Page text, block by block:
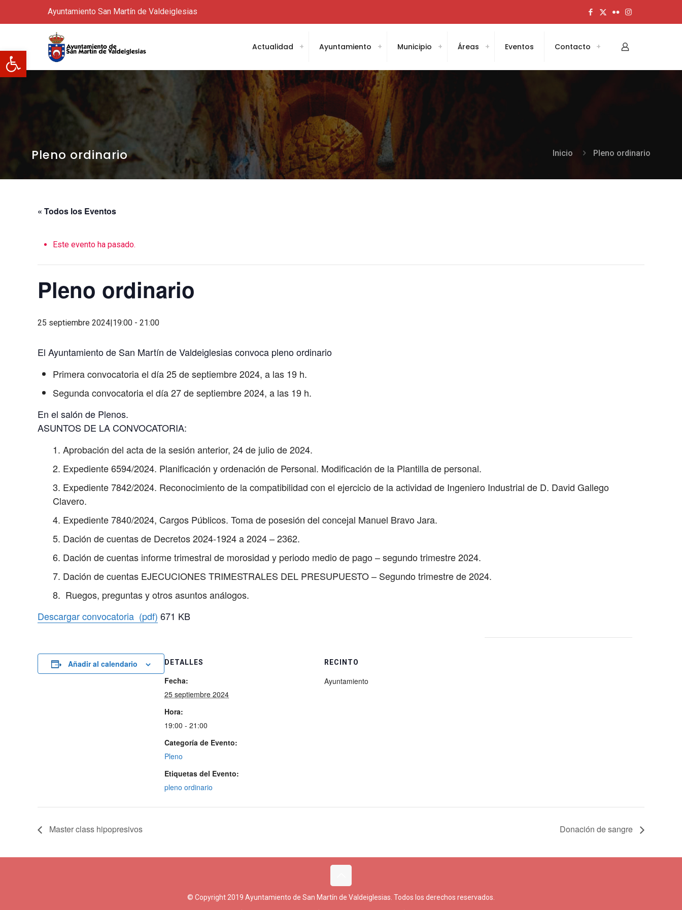
Abrir barra de herramientas
Ayuntamiento San Martín de Valdeiglesias
Actualidad Ayuntamiento Municipio Áreas Eventos Contacto
Pleno ordinario Inicio Pleno ordinario
« Todos los Eventos
Este evento ha pasado.
Pleno ordinario
25 septiembre 2024|19:00 -21:00
El Ayuntamiento de San Martín de Valdeiglesias convoca pleno ordinario
Primera convocatoria el día 25 de septiembre 2024, a las 19 h.
Segunda convocatoria el día 27 de septiembre 2024, a las 19 h.
En el salón de Plenos.
ASUNTOS DE LA CONVOCATORIA:
Aprobación del acta de la sesión anterior, 24 de julio de 2024.
Expediente 6594/2024. Planificación y ordenación de Personal. Modificación de la Plantilla de personal.
Expediente 7842/2024. Reconocimiento de la compatibilidad con el ejercicio de la actividad de Ingeniero Industrial de D. David Gallego
Clavero.
Expediente 7840/2024, Cargos Públicos. Toma de posesión del concejal Manuel Bravo Jara.
Dación de cuentas de Decretos 2024-1924 a 2024 – 2362.
Dación de cuentas informe trimestral de morosidad y periodo medio de pago – segundo trimestre 2024.
Dación de cuentas EJECUCIONES TRIMESTRALES DEL PRESUPUESTO – Segundo trimestre de 2024.
Ruegos, preguntas y otros asuntos análogos.
Descargar convocatoria (pdf) 671 KB
Añadir al calendario DETALLES
Fecha:
25 septiembre 2024
Hora:
19:00 - 21:00
Categoría de Evento:
Pleno
Etiquetas del Evento:
pleno ordinario
RECINTO
Ayuntamiento
Master class hipopresivos Donación de sangre
© Copyright 2019 Ayuntamiento de San Martín de Valdeiglesias. Todos los derechos reservados.